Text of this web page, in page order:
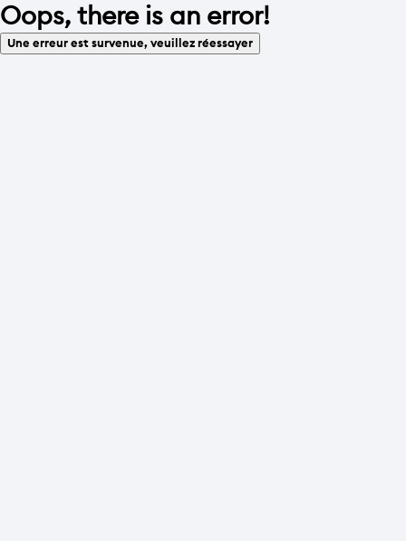
Oops, there is an error!
Une erreur est survenue, veuillez réessayer